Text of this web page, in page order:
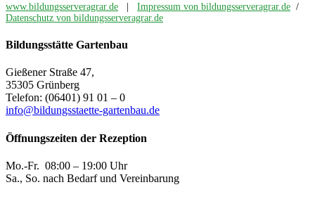
www.bildungsserveragrar.de Impressum von bildungsserveragrar.de /
Datenschutz von bildungsserveragrar.de
Bildungsstätte Gartenbau
Gießener Straße 47,
35305 Grünberg
Telefon: (06401) 91 01 – 0
info@bildungsstaette-gartenbau.de
Öffnungszeiten der Rezeption
Mo.-Fr. 08:00 – 19:00 Uhr
Sa., So. nach Bedarf und Vereinbarung